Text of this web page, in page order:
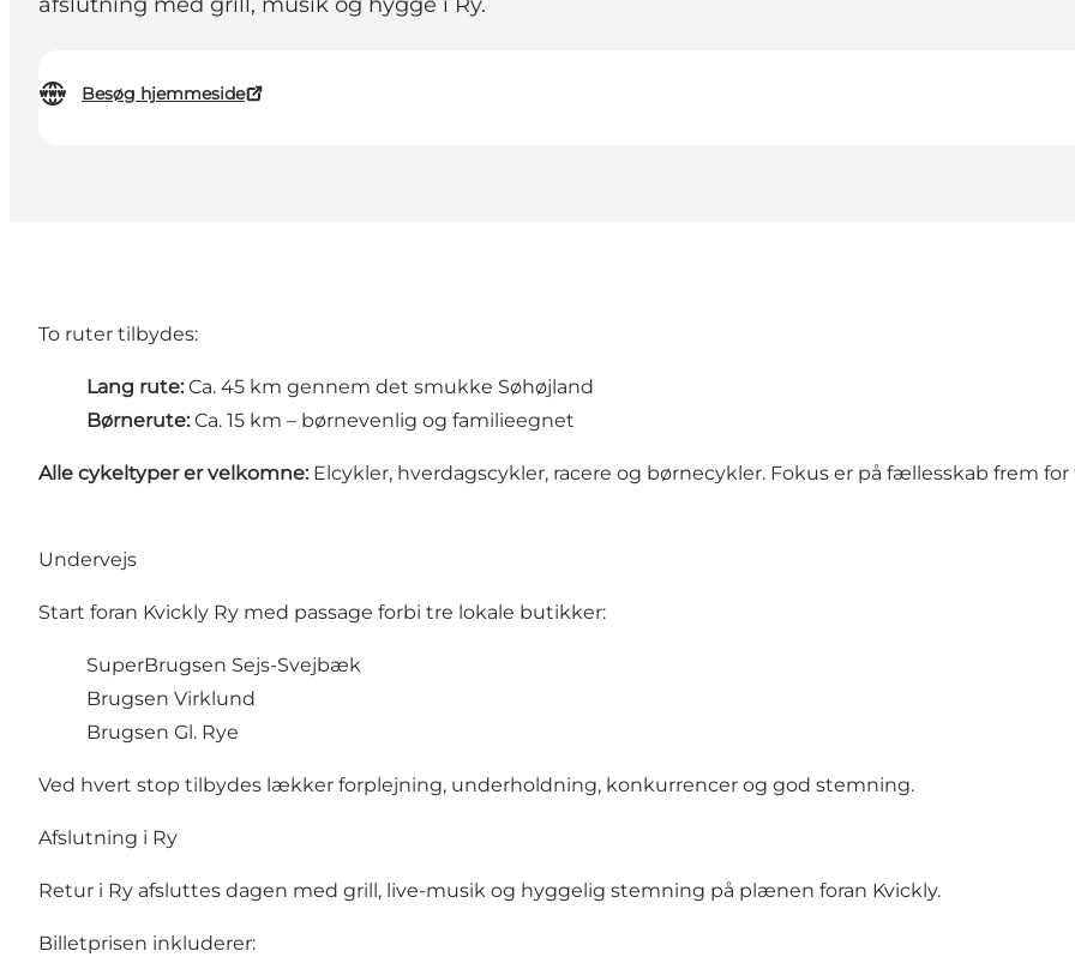
Besøg hjemmeside
To ruter tilbydes:
Lang rute: Ca. 45 km gennem det smukke Søhøjland
Børnerute: Ca. 15 km – børnevenlig og familieegnet
Alle cykeltyper er velkomne: Elcykler, hverdagscykler, racere og børnecykler. Fokus er på fællesskab frem for
Undervejs
Start foran Kvickly Ry med passage forbi tre lokale butikker:
SuperBrugsen Sejs-Svejbæk
Brugsen Virklund
Brugsen Gl. Rye
Ved hvert stop tilbydes lækker forplejning, underholdning, konkurrencer og god stemning.
Afslutning i Ry
Retur i Ry afsluttes dagen med grill, live-musik og hyggelig stemning på plænen foran Kvickly.
Billetprisen inkluderer: